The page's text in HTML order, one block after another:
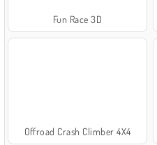
Fun Race 3D
Offroad Crash Climber 4X4